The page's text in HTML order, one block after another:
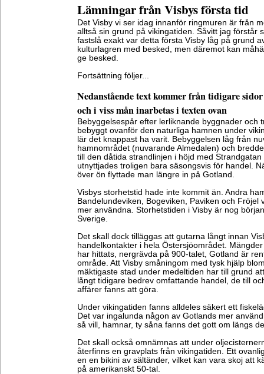
Lämningar från Visbys första tid
Det Visby vi ser idag innanför ringmuren är från
alltså sin grund på vikingatiden. Såvitt jag förstår
fastslå exakt var detta första Visby låg på grund
kulturlagren med besked, men däremot kan
ge besked.
Fortsättning följer...
Nedanstående text kommer från tidigare
och i viss mån inarbetas i texten ovan
Bebyggelsespår efter lerliknande byggnader och
bebyggt ovanför den naturliga hamnen under
lär det knappast ha varit. Bebyggelsen låg från
hamnområdet (nuvarande Almedalen) och
till den dåtida strandlinjen i höjd med
utnyttjades troligen bara säsongsvis för handel.
över ön flyttade man längre in på Gotland.
Visbys storhetstid hade inte kommit än. Andra
Bandelundeviken, Bogeviken, Paviken och Fröjel
mer användna. Storhetstiden i Visby är nog
Sverige.
Det skall dock tilläggas att gutarna långt innan
handelkontakter i hela Östersjöområdet.
har hittats, nergrävda på 900-talet, Gotland är
område. Att Visby småningom med tysk hjälp
mäktigaste stad under medeltiden har till grund
långt tidigare bedrev omfattande handel, de till
affärer fanns att göra.
Under vikingatiden fanns alldeles säkert ett
Det var ingalunda någon av Gotlands mer
så vill, hamnar, ty såna fanns det gott om längs
Det skall också omnämnas att under
återfinns en gravplats från vikingatiden. Ett
en en bikini av sältänder, vilket kan vara skoj att
på amerikanskt 50-tal.